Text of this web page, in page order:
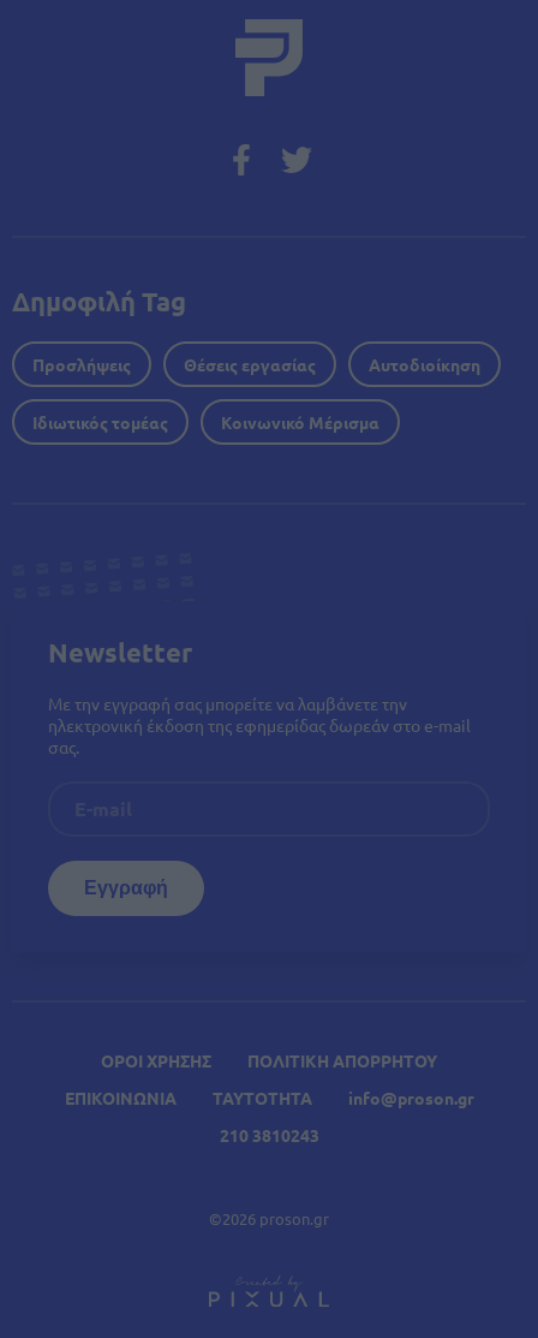
A Σχετικά Άρθρα
ΟΡΟΙ ΧΡΗΣΗΣ
ΠΟΛΙΤΙΚΗ ΑΠΟΡΡΗΤΟΥ
ΕΠΙΚΟΙΝΩΝΙΑ
ΤΑΥΤΟΤΗΤΑ
info@proson.gr
210 3810243
©2026 proson.gr
Δημοφιλή Tag
Προσλήψεις Θέσεις εργασίας Αυτοδιοίκηση
Ιδιωτικός τομέας Κοινωνικό Μέρισμα
Newsletter
Με την εγγραφή σας μπορείτε να λαμβάνετε την
ηλεκτρονική έκδοση της εφημερίδας δωρεάν στο e-mail
σας.